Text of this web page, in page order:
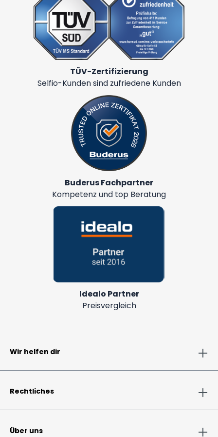
TÜV-Zertifizierung
Selfio-Kunden sind zufriedene Kunden
Buderus Fachpartner
Kompetenz und top Beratung
Idealo Partner
Preisvergleich
Wir helfen dir
Rechtliches
Über uns